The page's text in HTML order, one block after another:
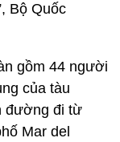
Bộ Quốc
gồm 44 người
của tàu
đường đi từ
Mar del